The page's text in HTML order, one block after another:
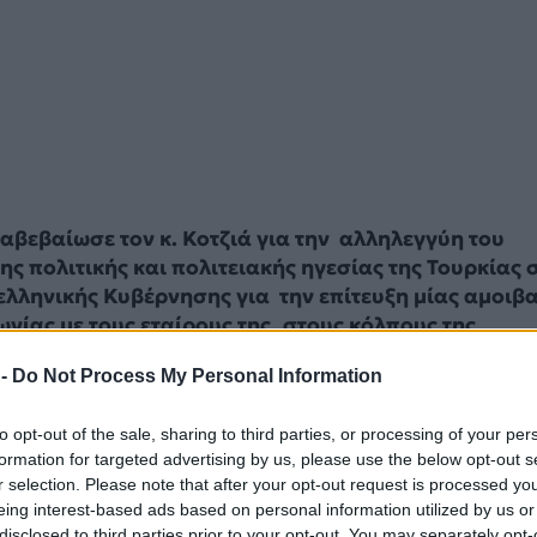
Do Not Process My Personal Information
opt-out of the sale, sharing to third parties, or processing of your
for targeted advertising by us, please use the below opt-out
selection. Please note that after your opt-out request is processed
interest-based ads based on personal information utilized by us
τον κ. Κοτζιά για την αλληλεγγύη του
πολιτικής και πολιτειακής ηγεσίας της Τουρκίας
Κυβέρνησης για την επίτευξη μίας
με τους εταίρους της, στους κόλπους της
με τους ΥΠΕΞ Ρωσίας και Γερμανίας ο Νίκος Κοτζιάς
Δεν είναι μυστικό ότι υπάρχει ανησυχία για το
αυτό το διάστημα, όχι μόνο λόγω της σοβαρής
που αντιμετωπίζει η Ελλάδα ,αλλά και λόγω της